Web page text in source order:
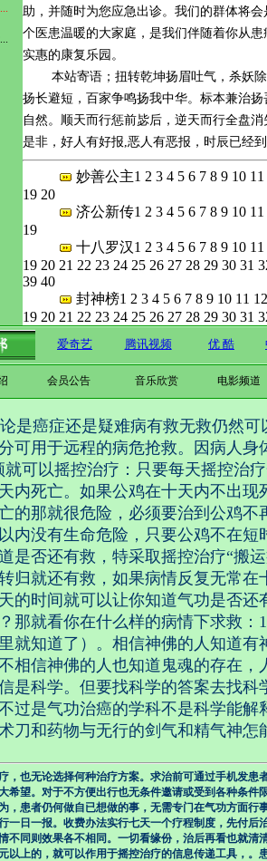
助，并随时为您应急出诊。我们的群体将
个医患温暖的大家庭，是我们伴随着你从
实惠的康复乐园。
本站寄语；扭转乾坤扬眉吐气，杀妖除
扬长避短，百家争鸣扬我中华。标本兼治
自然。顺天而行惩前毖后，逆天而行全盘
是非，好人有好报,恶人有恶报，时辰已经到
妙善公主1 2 3 4 5 6 7 8 9 10 11
19 20
济公新传1 2 3 4 5 6 7 8 9 10 11
19
十八罗汉1 2 3 4 5 6 7 8 9 10 11
19 20 21 22 23 24 25 26 27 28 29 30 31
39 40
封神榜1 2 3 4 5 6 7 8 9 10 11 12
19 20 21 22 23 24 25 26 27 28 29 30 31
会员公告 音乐欣赏 电影频道
是癌症还是疑难病有救无救仍然可
可用于远程的病危抢救。因病人
就可以摇控治疗：只要每天摇控治
内死亡。如果公鸡在十天内不出现
的那就很危险，必须要治到公鸡
内没有生命危险，只要公鸡不在
是否还有救，特采取摇控治疗“搬
归就还有救，如果病情反复无常
的时间就可以让你知道气功是否
那就看你在什么样的病情下求救：
就知道了）。相信神佛的人知道
相信神佛的人也知道鬼魂的存在
是科学。但要找科学的答案去找
过是气功治癌的学科不是科学能
刀和药物与无行的剑气和精气神怎
，也无论选择何种治疗方案。求治前可通过手机发
希望。对于不方便出行也无条件邀请或受到各种条件
，患者仍何做自已想做的事，无需专门在气功方面
一日一报。收费办法实行七天一个疗程制度，先付
不同则效果各不相同。一切看缘份，治后再看也就
以上的，就可以作用于摇控治疗的信息传递工具，